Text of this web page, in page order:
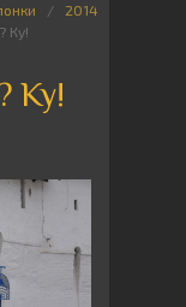
2014
Ку!
Ку!